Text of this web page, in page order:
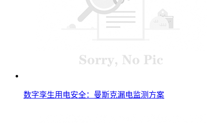
数字孪生用电安全：曼斯克漏电监测方案